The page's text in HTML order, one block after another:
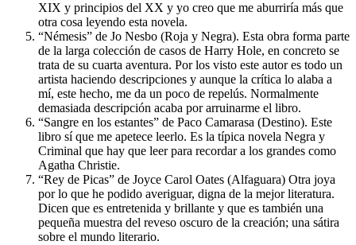
XIX y principios del XX y yo creo que me aburriría más que
otra cosa leyendo esta novela.
“Némesis” de Jo Nesbo (Roja y Negra). Esta obra forma parte
de la larga colección de casos de Harry Hole, en concreto se
trata de su cuarta aventura. Por los visto este autor es todo un
artista haciendo descripciones y aunque la crítica lo alaba a
mí, este hecho, me da un poco de repelús. Normalmente
demasiada descripción acaba por arruinarme el libro.
“Sangre en los estantes” de Paco Camarasa (Destino). Este
libro sí que me apetece leerlo. Es la típica novela Negra y
Criminal que hay que leer para recordar a los grandes como
Agatha Christie.
“Rey de Picas” de Joyce Carol Oates (Alfaguara) Otra joya
por lo que he podido averiguar, digna de la mejor literatura.
Dicen que es entretenida y brillante y que es también una
pequeña muestra del reveso oscuro de la creación; una sátira
sobre el mundo literario.